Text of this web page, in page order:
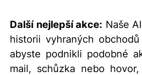
Další nejlepší akce: Naše
historii vyhraných
abyste podnikli podobné
mail, schůzka nebo